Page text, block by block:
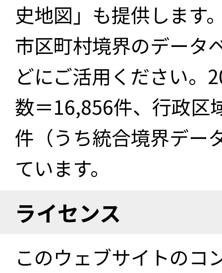
史地図」も提供します
市区町村境界のデータ
どにご活用ください。
数＝16,856件、行政区
件（うち統合境界デー
ています。
ライセンス
このウェブサイトのコ